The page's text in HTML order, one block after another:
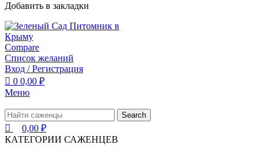
Добавить в закладки
Compare
Список желаний
Вход / Регистрация
0 0,00 ₽
Меню
Search
0,00 ₽
КАТЕГОРИИ САЖЕНЦЕВ